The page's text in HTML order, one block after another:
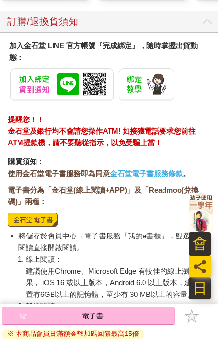
訂購/退換貨須知
加入金石堂 LINE 官方帳號『完成綁定』，隨時掌握出貨動
態：
提醒您！！
金石堂及銀行均不會請您操作ATM! 如接獲電話要求您前往
ATM提款機，請不要聽從指示，以免受騙上當！
購買須知：
使用金石堂電子書服務即為同意金石堂電子書服務條款。
電子書分為「金石堂(線上閱讀+APP)」及「Readmoo(兌換
碼)」兩種：
將儲存於會員中心→電子書服務「我的e書櫃」，點選線上
閱讀直接開啟閱讀。
線上閱讀：
建議使用Chrome、Microsoft Edge 有較佳的線上瀏覽效
果， iOS 16 或以上版本，Android 6.0 以上版本，建議裝
置有6GB以上的記憶體，至少有 30 MB以上的容量。
離線閱讀：
Android
安裝電子書APP後，請依照提示登入「會員中心」→「我
的E書櫃」→「電子書APP通行碼/載具管理」，取得通行
電子書
※ 本商品會員日滿額金幣加碼回饋最高15倍
日
員
會